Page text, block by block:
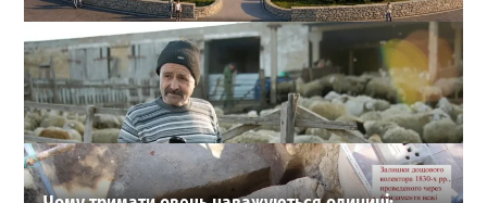
На Одещині хочуть створити нове містечко для
переселенців: що там буде
1
27-07-2026 в 19:31
ВИБІР РЕДАКЦІЇ